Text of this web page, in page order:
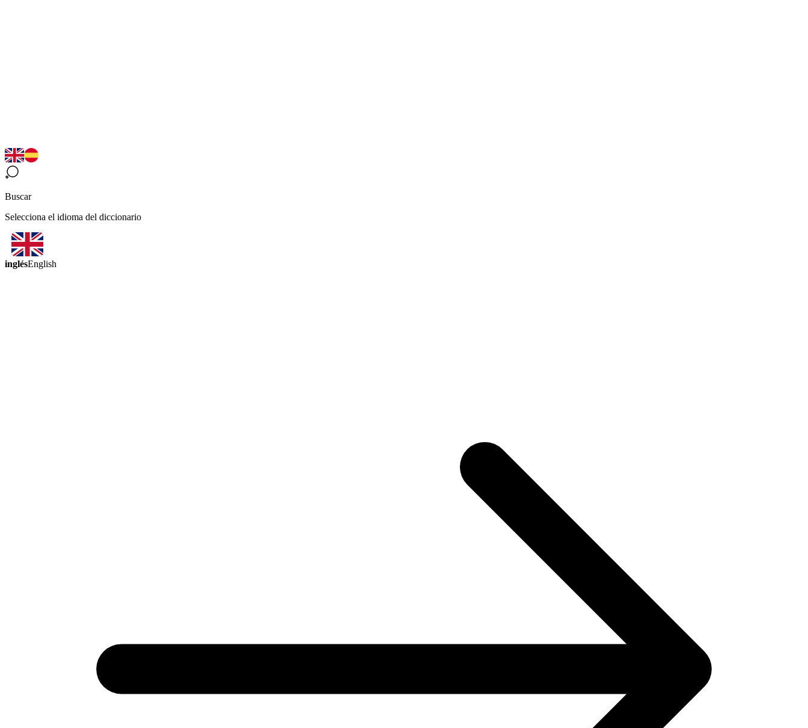
Buscar
Selecciona el idioma del diccionario
inglésEnglish